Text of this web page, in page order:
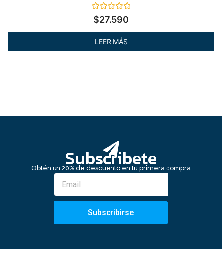
Valorado
en
de
$27.590
LEER MÁS
Subscribete
Obtén un 20% de descuento en tu primera compra
Subscribirse